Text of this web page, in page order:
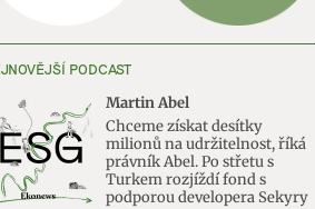
PODCAST
Martin Abel
Chceme získat desítky
milionů na udržitelnost, říká
právník Abel. Po střetu s
Turkem rozjíždí fond s
podporou developera Sekyry